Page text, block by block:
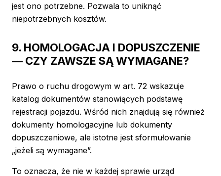
jest ono potrzebne. Pozwala to uniknąć
niepotrzebnych kosztów.
9. HOMOLOGACJA I DOPUSZCZENIE
— CZY ZAWSZE SĄ WYMAGANE?
Prawo o ruchu drogowym w art. 72 wskazuje
katalog dokumentów stanowiących podstawę
rejestracji pojazdu. Wśród nich znajdują się również
dokumenty homologacyjne lub dokumenty
dopuszczeniowe, ale istotne jest sformułowanie
„jeżeli są wymagane”.
To oznacza, że nie w każdej sprawie urząd